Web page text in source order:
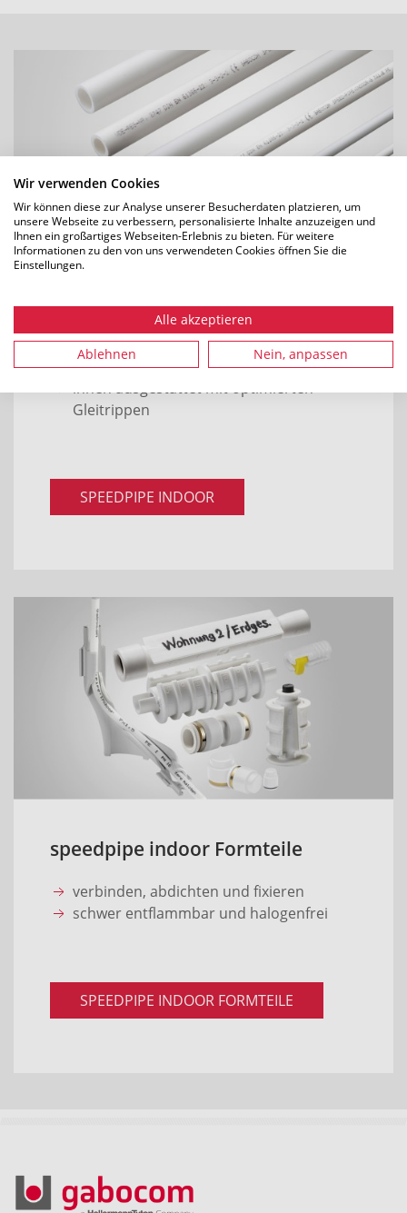
Wir verwenden Cookies
Wir können diese zur Analyse unserer Besucherdaten platzieren, um
unsere Webseite zu verbessern, personalisierte Inhalte anzuzeigen und
Ihnen ein großartiges Webseiten-Erlebnis zu bieten. Für weitere
Informationen zu den von uns verwendeten Cookies öffnen Sie die
Einstellungen.
Alle akzeptieren
Ablehnen Nein, anpassen
speedpipe indoor
schwer entflammbar und halogenfrei
Kompatibilität mit Brandschott
Gleitrippen
SPEEDPIPE INDOOR
speedpipe indoor Formteile
verbinden, abdichten und fixieren
schwer entflammbar und halogenfrei
SPEEDPIPE INDOOR FORMTEILE